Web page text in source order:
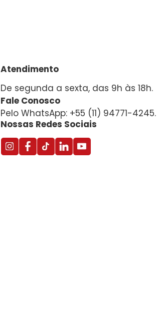
Atendimento
De segunda a sexta, das 9h às 18h.
Fale Conosco
Pelo WhatsApp: +55 (11) 94771-4245.
Nossas Redes Sociais